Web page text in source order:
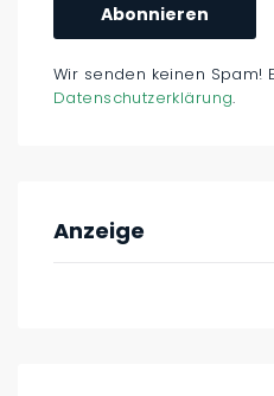
Wir senden keinen Spam!
Datenschutzerklärung.
Anzeige